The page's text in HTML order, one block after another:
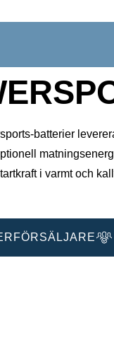
batterier
i varmt och